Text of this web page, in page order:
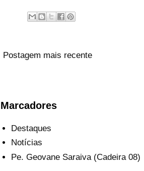
Postagem mais recente
Marcadores
Destaques
Notícias
Pe. Geovane Saraiva (Cadeira 08)